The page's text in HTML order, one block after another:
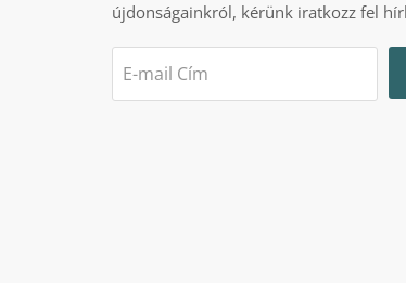
újdonságainkról, kérünk iratkozz fel
E-mail Cím